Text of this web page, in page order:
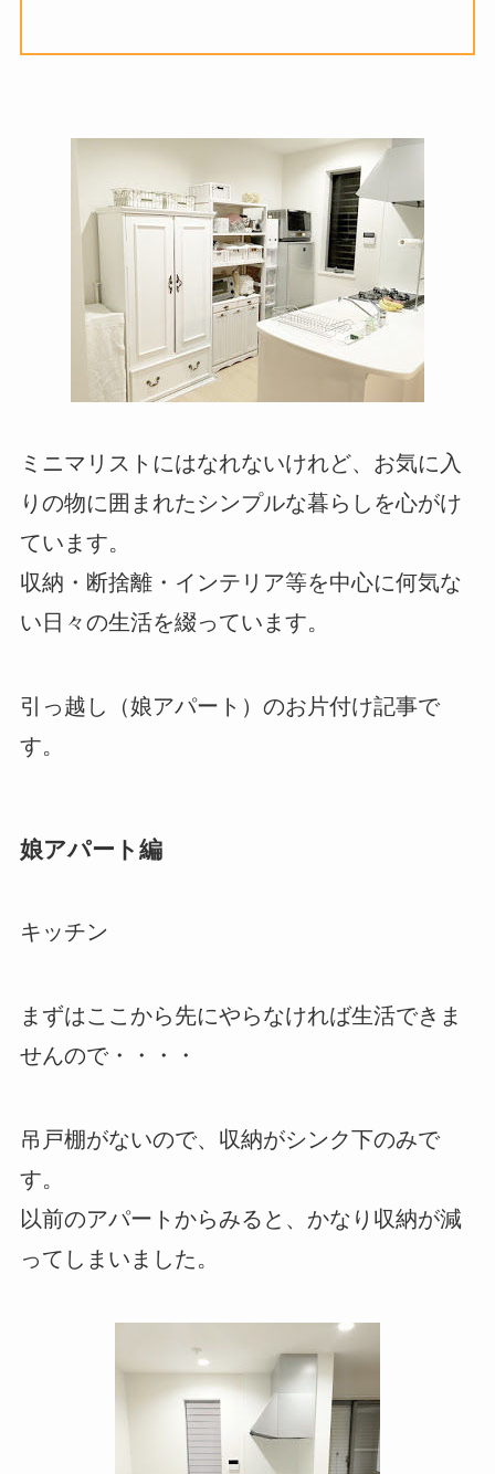
ミニマリストにはなれないけれど、お気に入
りの物に囲まれたシンプルな暮らしを心がけ
ています。
収納・断捨離・インテリア等を中心に何気な
い日々の生活を綴っています。
引っ越し（娘アパート）のお片付け記事で
す。
娘アパート編
キッチン
まずはここから先にやらなければ生活できま
せんので・・・・
吊戸棚がないので、収納がシンク下のみで
す。
以前のアパートからみると、かなり収納が減
ってしまいました。